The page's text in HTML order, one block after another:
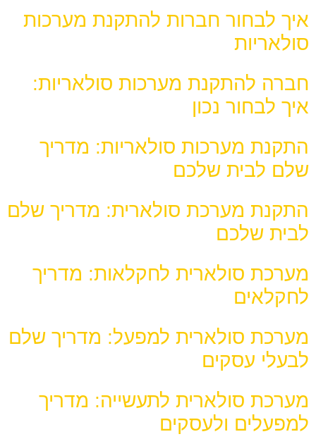
איך לבחור חברות להתקנת מערכות
סולאריות
חברה להתקנת מערכות סולאריות:
איך לבחור נכון
התקנת מערכות סולאריות: מדריך
שלם לבית שלכם
התקנת מערכת סולארית: מדריך שלם
לבית שלכם
מערכת סולארית לחקלאות: מדריך
לחקלאים
מערכת סולארית למפעל: מדריך שלם
לבעלי עסקים
מערכת סולארית לתעשייה: מדריך
למפעלים ולעסקים